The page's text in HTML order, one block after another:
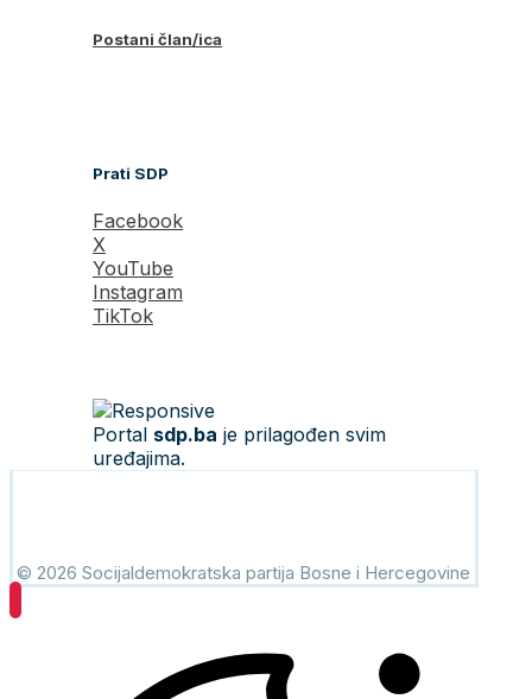
Postani član/ica
Prati SDP
Facebook
X
YouTube
Instagram
TikTok
Portal sdp.ba je prilagođen svim
uređajima.
© 2026 Socijaldemokratska partija Bosne i Hercegovine